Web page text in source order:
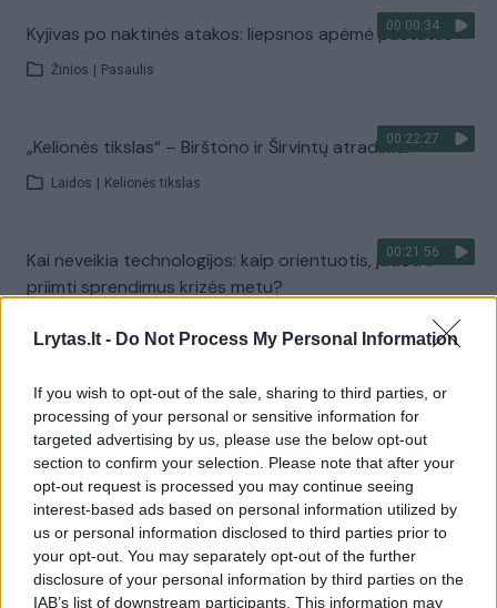
Lrytas.lt - Do Not Process My Personal Information
If you wish to opt-out of the sale, sharing to third parties, or
processing of your personal or sensitive information for
targeted advertising by us, please use the below opt-out
section to confirm your selection. Please note that after your
opt-out request is processed you may continue seeing
interest-based ads based on personal information utilized by
us or personal information disclosed to third parties prior to
your opt-out. You may separately opt-out of the further
disclosure of your personal information by third parties on the
IAB’s list of downstream participants. This information may
00:00:34
Kyjivas po naktinės atakos: liepsnos apėmė pastatus
Žinios Pasaulis
00:22:27
„Kelionės tikslas“ – Birštono ir Širvintų atradimai
Laidos Kelionės tikslas
00:21:56
Kai neveikia technologijos: kaip orientuotis, judėti ir
priimti sprendimus krizės metu?
Visi įrašai
Žiūrimiausi įrašai
00:00:30
Vaizdai iš tragiškos avarijos Vilniaus r.: dviejų moterų ir